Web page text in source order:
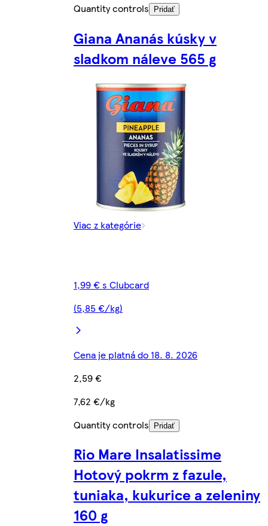
Quantity controls
Pridať
Giana Ananás kúsky v
sladkom náleve 565 g
Viac z kategórie
1,99 € s Clubcard
(5,85 €/kg)
Cena je platná do 18. 8. 2026
2,59 €
7,62 €/kg
Quantity controls
Pridať
Rio Mare Insalatissime
Hotový pokrm z fazule,
tuniaka, kukurice a zeleniny
160 g